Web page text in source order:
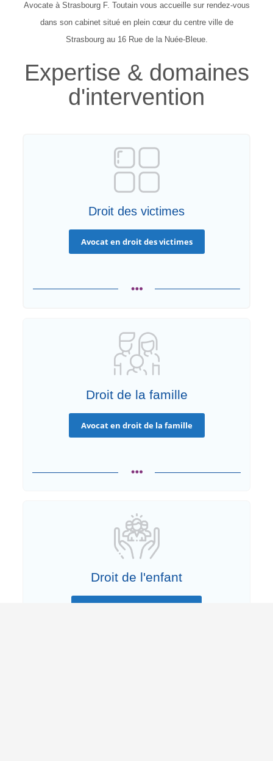
Avocate à Strasbourg F. Toutain vous accueille sur rendez-vous
dans son cabinet situé en plein cœur du centre ville de
Strasbourg au 16 Rue de la Nuée-Bleue.
Expertise & domaines
d'intervention
Droit des victimes
Avocat en droit des victimes
Droit de la famille
Avocat en droit de la famille
Droit de l'enfant